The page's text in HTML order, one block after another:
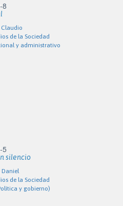
8
Claudio
de la Sociedad
y administrativo
5
silencio
Daniel
de la Sociedad
y gobierno)